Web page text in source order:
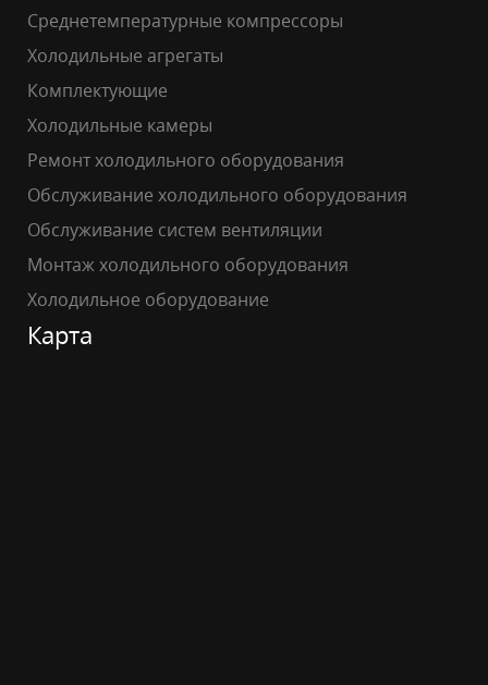
Среднетемпературные компрессоры
Холодильные агрегаты
Комплектующие
Холодильные камеры
Ремонт холодильного оборудования
Обслуживание холодильного оборудования
Обслуживание систем вентиляции
Монтаж холодильного оборудования
Холодильное оборудование
Карта